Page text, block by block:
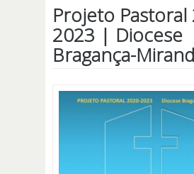
Projeto Pastoral
2023 | Diocese
Bragança-